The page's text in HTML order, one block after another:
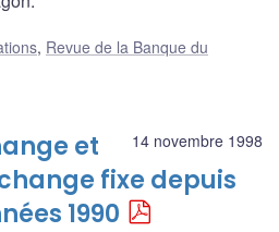
, Revue de la Banque du
14 novembre 1998
et
fixe depuis
1990